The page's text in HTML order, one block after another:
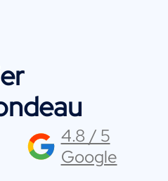
4.8 / 5
Google